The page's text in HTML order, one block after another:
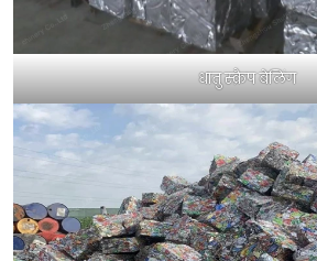
धातु स्क्रैप बेलिंग